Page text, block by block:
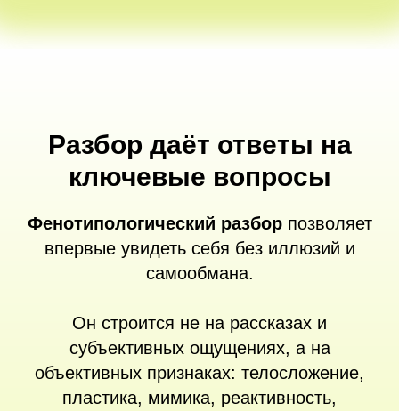
Разбор даёт ответы на
ключевые вопросы
Фенотипологический разборпозволяет
впервые увидеть себя без иллюзий и
самообмана.
Он строится не на рассказах и
субъективных ощущениях, а на
объективных признаках: телосложение,
пластика, мимика, реактивность,